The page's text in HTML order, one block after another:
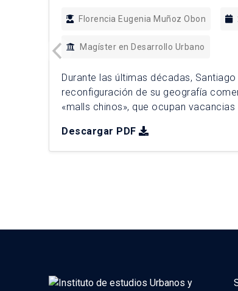
Florencia Eugenia Muñoz Obon
Magíster en Desarrollo Urbano
Durante las últimas décadas,
reconfiguración de su geografía
«malls chinos», que ocupan
caracterizando tipologías,
mediante diseño mixto. A partir de
Descargar PDF